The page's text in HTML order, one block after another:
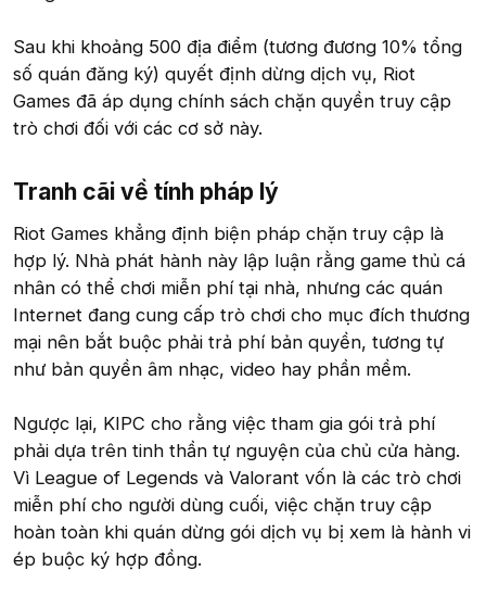
Sau khi khoảng 500 địa điểm (tương đương 10% tổng
số quán đăng ký) quyết định dừng dịch vụ, Riot
Games đã áp dụng chính sách chặn quyền truy cập
trò chơi đối với các cơ sở này.
Tranh cãi về tính pháp lý​
Riot Games khẳng định biện pháp chặn truy cập là
hợp lý. Nhà phát hành này lập luận rằng game thủ cá
nhân có thể chơi miễn phí tại nhà, nhưng các quán
Internet đang cung cấp trò chơi cho mục đích thương
mại nên bắt buộc phải trả phí bản quyền, tương tự
như bản quyền âm nhạc, video hay phần mềm.
Ngược lại, KIPC cho rằng việc tham gia gói trả phí
phải dựa trên tinh thần tự nguyện của chủ cửa hàng.
Vì League of Legends và Valorant vốn là các trò chơi
miễn phí cho người dùng cuối, việc chặn truy cập
hoàn toàn khi quán dừng gói dịch vụ bị xem là hành vi
ép buộc ký hợp đồng.